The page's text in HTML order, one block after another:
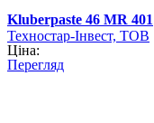
Kluberpaste 46 MR 401
Техностар-Інвест, ТОВ
Ціна:
Перегляд